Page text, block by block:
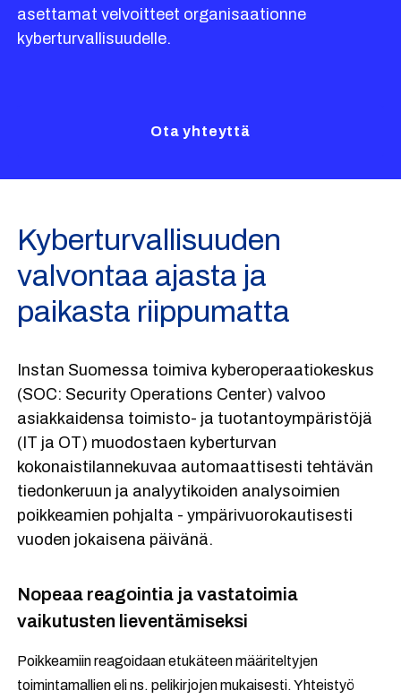
asettamat velvoitteet organisaationne
kyberturvallisuudelle.
Ota yhteyttä
Kyberturvallisuuden
valvontaa ajasta ja
paikasta riippumatta
Instan Suomessa toimiva kyberoperaatiokeskus
(SOC: Security Operations Center) valvoo
asiakkaidensa toimisto- ja tuotantoympäristöjä
(IT ja OT) muodostaen kyberturvan
kokonaistilannekuvaa automaattisesti tehtävän
tiedonkeruun ja analyytikoiden analysoimien
poikkeamien pohjalta - ympärivuorokautisesti
vuoden jokaisena päivänä.
Nopeaa reagointia ja vastatoimia
vaikutusten lieventämiseksi
Poikkeamiin reagoidaan etukäteen määriteltyjen
toimintamallien eli ns. pelikirjojen mukaisesti. Yhteistyö